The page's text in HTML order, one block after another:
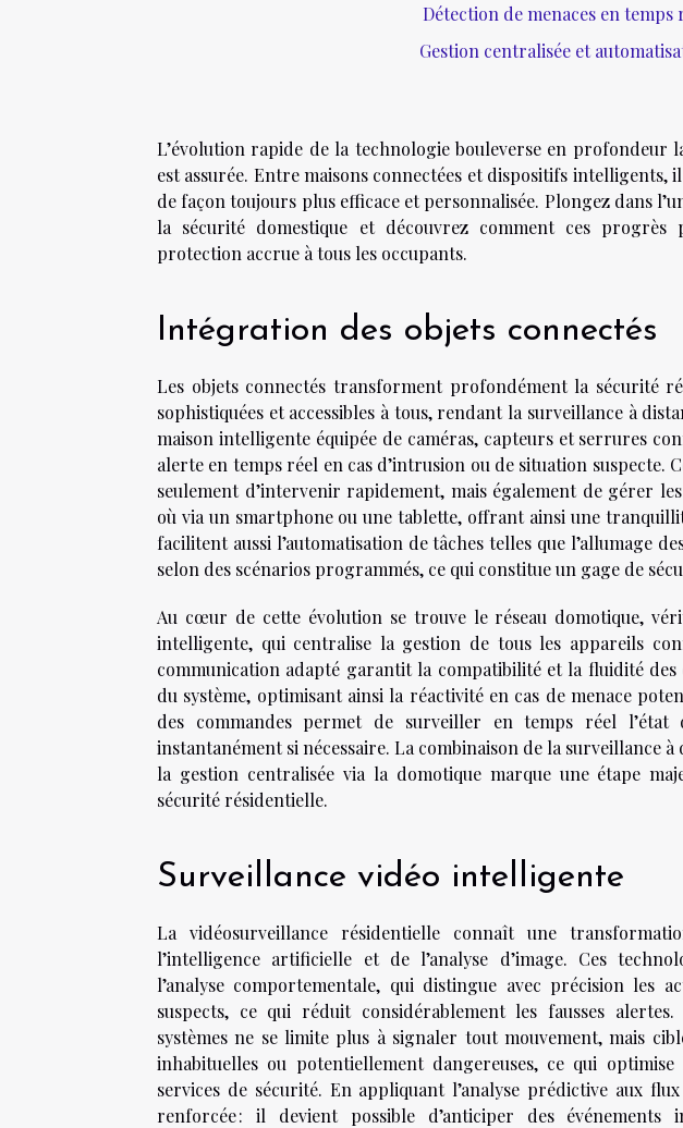
Détection de menaces en temps
Gestion centralisée et
L’évolution rapide de la technologie bouleverse en profondeur
est assurée. Entre maisons connectées et dispositifs
de façon toujours plus efficace et personnalisée. Plongez dans
la sécurité domestique et découvrez comment ces
protection accrue à tous les occupants.
Intégration des objets connectés
Les objets connectés transforment profondément la sécurité
sophistiquées et accessibles à tous, rendant la surveillance à
maison intelligente équipée de caméras, capteurs et serrures
alerte en temps réel en cas d’intrusion ou de situation suspecte.
seulement d’intervenir rapidement, mais également de gérer
où via un smartphone ou une tablette, offrant ainsi une
facilitent aussi l’automatisation de tâches telles que l’allumage
selon des scénarios programmés, ce qui constitue un gage de
Au cœur de cette évolution se trouve le réseau domotique,
intelligente, qui centralise la gestion de tous les appareils
communication adapté garantit la compatibilité et la fluidité
du système, optimisant ainsi la réactivité en cas de menace
des commandes permet de surveiller en temps réel
instantanément si nécessaire. La combinaison de la surveillance
la gestion centralisée via la domotique marque une étape
sécurité résidentielle.
Surveillance vidéo intelligente
La vidéosurveillance résidentielle connaît une
l’intelligence artificielle et de l’analyse d’image. Ces
l’analyse comportementale, qui distingue avec précision les
suspects, ce qui réduit considérablement les fausses
systèmes ne se limite plus à signaler tout mouvement, mais
inhabituelles ou potentiellement dangereuses, ce qui
services de sécurité. En appliquant l’analyse prédictive aux
renforcée : il devient possible d’anticiper des événements